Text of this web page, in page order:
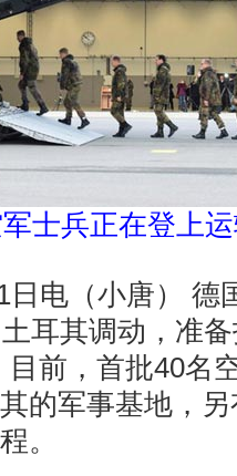
士兵正在登上
日电（小唐） 德
耳其调动，准
目前，首批40名
的军事基地，
。